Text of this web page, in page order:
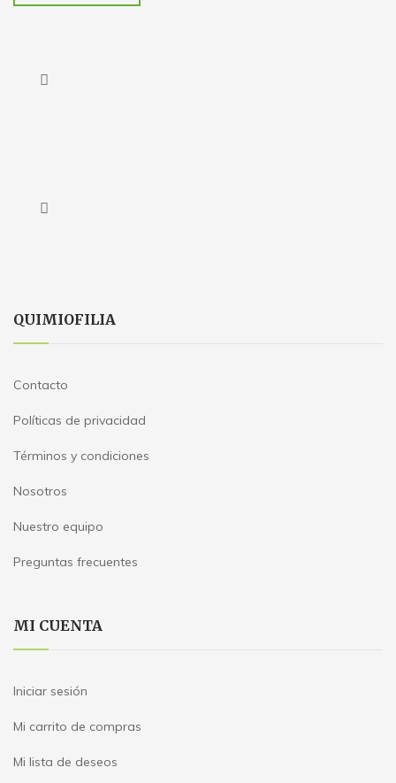
QUIMIOFILIA
Contacto
Políticas de privacidad
Términos y condiciones
Nosotros
Nuestro equipo
Preguntas frecuentes
MI CUENTA
Iniciar sesión
Mi carrito de compras
Mi lista de deseos